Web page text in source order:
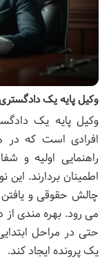
وکیل پایه یک
وکیل پایه یک
افرادی است که در
راهنمایی اولیه و
اطمینان بردارند.
چالش حقوقی و
می رود. بهره مندی
حتی در مراحل
یک پرونده ایجاد کند.